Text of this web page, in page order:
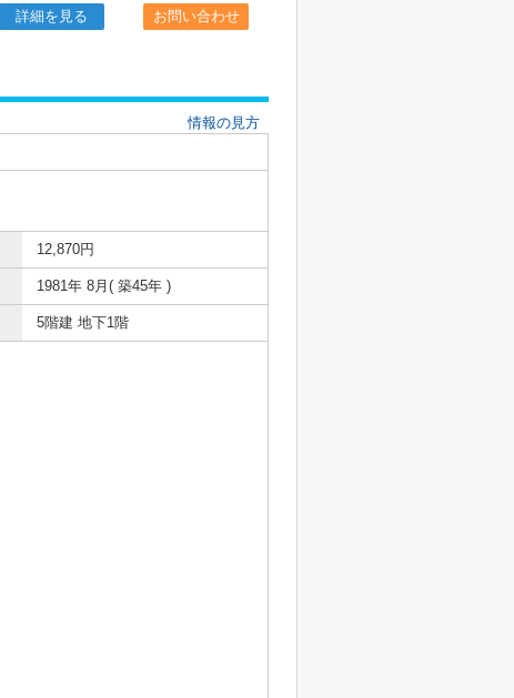
詳細を見る お問い合わせ
情報の見方
12,870円
1981年 8月( 築45年 )
5階建 地下1階